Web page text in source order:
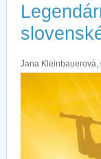
Jana Kleinbauerová,